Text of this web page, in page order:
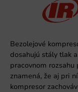
Bezolejové
dosahujú stály tlak
pracovnom
znamená, že aj pri
kompresor